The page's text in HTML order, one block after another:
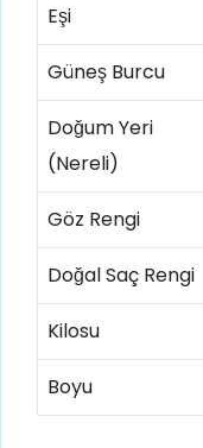
Eşi
Güneş Burcu
Doğum Yeri
(Nereli)
Göz Rengi
Doğal Saç Rengi
Kilosu
Boyu